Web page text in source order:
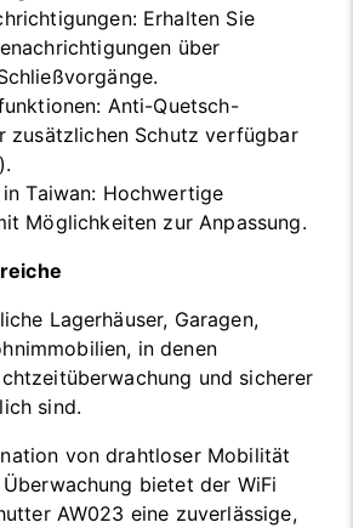
Erhalten Sie
über
Anti-Quetsch-
zusätzlichen Schutz verfügbar
Taiwan: Hochwertige
Möglichkeiten zur Anpassung.
Lagerhäuser, Garagen,
in denen
und sicherer
sind.
von drahtloser Mobilität
bietet der WiFi
AW023 eine zuverlässige,